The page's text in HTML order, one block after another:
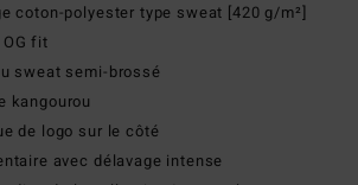
coton-polyester type sweat [420 g/m²]
fit
sweat semi-brossé
kangourou
de logo sur le côté
avec délavage intense